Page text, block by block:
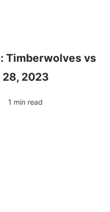
Timberwolves vs
2023
1 min read